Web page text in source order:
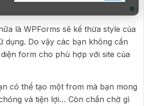
là WPForms sẽ kế thừa style của
dụng. Do vậy các bạn không cần
form cho phù hợp với site của
có thể tạo một from mà bạn mong
và tiện lợi… Còn chần chờ gì